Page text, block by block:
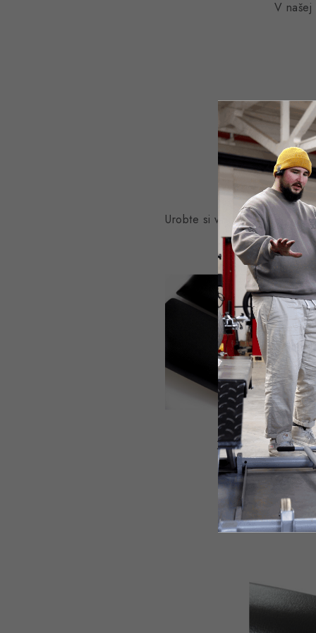
V
Urobte si vo svojom vw golf
poškodený a
Zlaďte si interiér